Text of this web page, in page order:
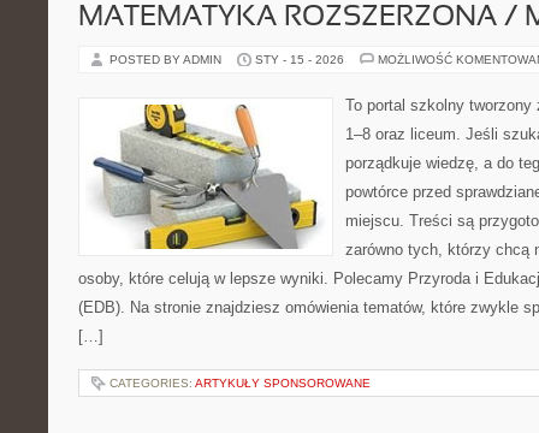
MATEMATYKA ROZSZERZONA /
POSTED BY ADMIN STY - 15 - 2026 MOŻLIWOŚĆ
To portal szkolny
1–8 oraz liceum. Jeśli
porządkuje wiedzę, a do
powtórce przed
miejscu. Treści są
zarówno tych, którzy chcą
osoby, które celują w lepsze wyniki. Polecamy Przyroda i
(EDB). Na stronie znajdziesz omówienia tematów, które zwykle
[…]
CATEGORIES: ARTYKUŁY SPONSOROWANE